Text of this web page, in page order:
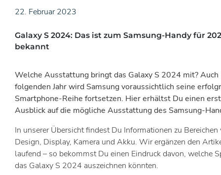
22. Februar 2023
Galaxy S 2024: Das ist zum Samsung-Handy für
bekannt
Welche Ausstattung bringt das Galaxy S 2024 mit? Auch
folgenden Jahr wird Samsung voraussichtlich seine
Smartphone-Reihe fortsetzen. Hier erhältst Du einen
Ausblick auf die mögliche Ausstattung des Samsung-
In unserer Übersicht findest Du Informationen zu Bereichen
Design, Display, Kamera und Akku. Wir ergänzen den
laufend – so bekommst Du einen Eindruck davon, welche
das Galaxy S 2024 auszeichnen könnten.